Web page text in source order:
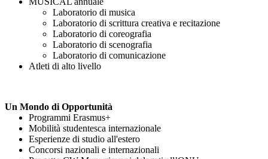
Laboratorio di musica
Laboratorio di scrittura creativa e recitazione
Laboratorio di coreografia
Laboratorio di scenografia
Laboratorio di comunicazione
Atleti di alto livello
Un Mondo di Opportunità
Programmi Erasmus+
Mobilità studentesca internazionale
Esperienze di studio all'estero
Concorsi nazionali e internazionali